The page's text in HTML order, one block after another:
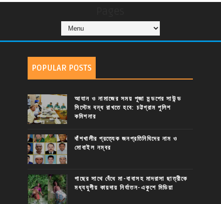
POPULAR POSTS
আযান ও নামাজের সময় পূজা মন্ডপের সাউন্ড
সিস্টেম বন্ধ রাখতে হবে: চট্টগ্রাম পুলিশ
কমিশনার
বাঁশখালীর প্রত্যেক জনপ্রতিনিধিদের নাম ও
মোবাইল নম্বর
গাছের সাথে বেঁধে মা-বাবাসহ মাদরাসা ছাত্রীকে
মধ্যযুগীয় কায়দায় নির্যাতন-একুশে মিডিয়া